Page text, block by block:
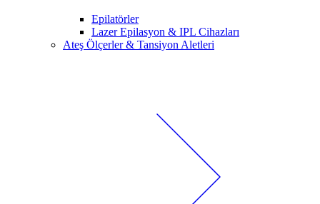
Epilatörler
Lazer Epilasyon & IPL Cihazları
Ateş Ölçerler & Tansiyon Aletleri